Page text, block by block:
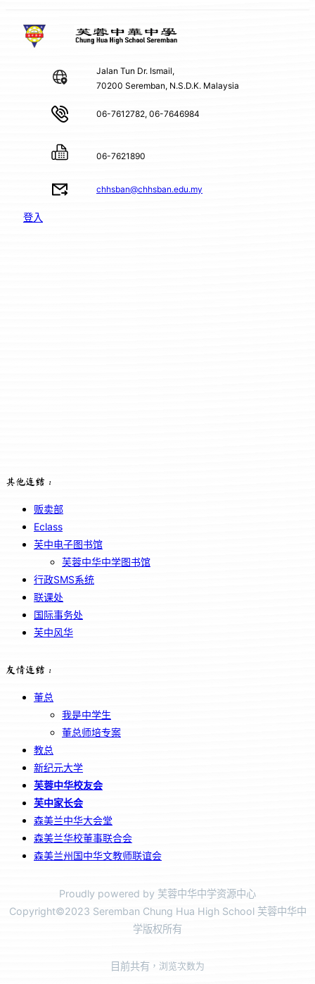
Jalan Tun Dr. Ismail,
70200 Seremban, N.S.D.K. Malaysia
06-7612782, 06-7646984
06-7621890
chhsban@chhsban.edu.my
登入
其他连结：
贩卖部
Eclass
芙中电子图书馆
芙蓉中华中学图书馆
行政SMS系统
联课处
国际事务处
芙中风华
友情连结：
董总
我是中学生
董总师培专案
教总
新纪元大学
芙蓉中华校友会
芙中家长会
森美兰中华大会堂
森美兰华校董事联合会
森美兰州国中华文教师联谊会
Proudly powered by 芙蓉中华中学资源中心
Copyright©2023 Seremban Chung Hua High School 芙蓉中华中
学版权所有
目前共有 ，浏览次数为